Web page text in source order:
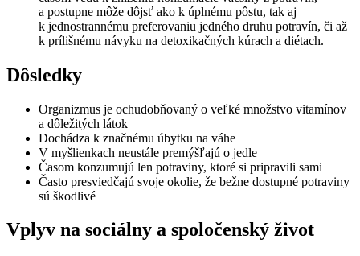
a postupne môže dôjsť ako k úplnému pôstu, tak aj
k jednostrannému preferovaniu jedného druhu potravín, či až
k prílišnému návyku na detoxikačných kúrach a diétach.
Dôsledky
Organizmus je ochudobňovaný o veľké množstvo vitamínov
a dôležitých látok
Dochádza k značnému úbytku na váhe
V myšlienkach neustále premýšľajú o jedle
Časom konzumujú len potraviny, ktoré si pripravili sami
Často presviedčajú svoje okolie, že bežne dostupné potraviny
sú škodlivé
Vplyv na sociálny a spoločenský život